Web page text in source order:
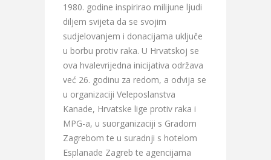
1980. godine inspirirao milijune ljudi
diljem svijeta da se svojim
sudjelovanjem i donacijama uključe
u borbu protiv raka. U Hrvatskoj se
ova hvalevrijedna inicijativa održava
već 26. godinu za redom, a odvija se
u organizaciji Veleposlanstva
Kanade, Hrvatske lige protiv raka i
MPG-a, u suorganizaciji s Gradom
Zagrebom te u suradnji s hotelom
Esplanade Zagreb te agencijama